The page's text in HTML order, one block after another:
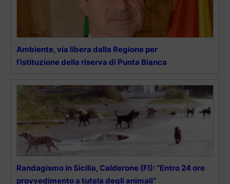
Ambiente, via libera dalla Regione per
l’istituzione della riserva di Punta Bianca
Randagismo in Sicilia, Calderone (FI): “Entro 24 ore
provvedimento a tutela degli animali”